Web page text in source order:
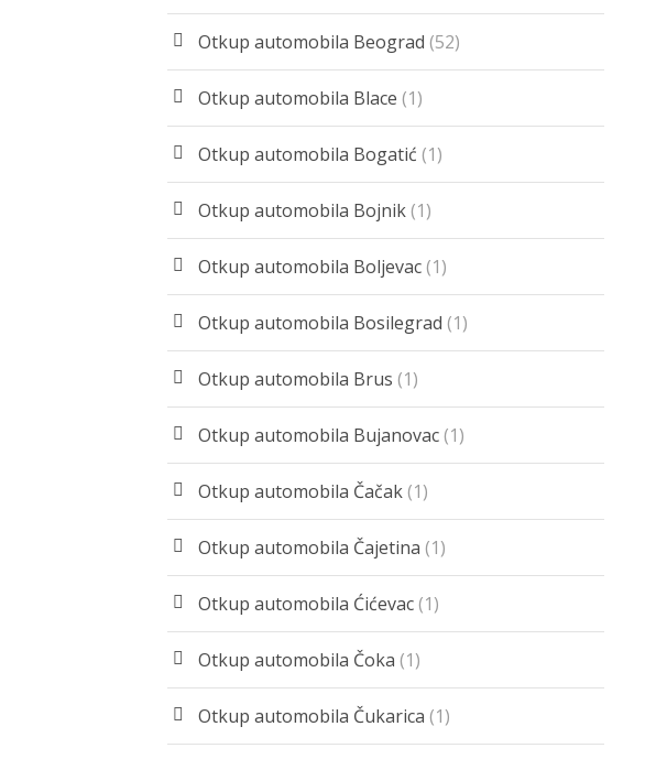
Otkup automobila Beograd (52)
Otkup automobila Blace (1)
Otkup automobila Bogatić (1)
Otkup automobila Bojnik(1)
Otkup automobila Boljevac(1)
Otkup automobila Bosilegrad (1)
Otkup automobila Brus (1)
Otkup automobila Bujanovac(1)
Otkup automobila Čačak(1)
Otkup automobila Čajetina (1)
Otkup automobila Ćićevac(1)
Otkup automobila Čoka (1)
Otkup automobila Čukarica (1)